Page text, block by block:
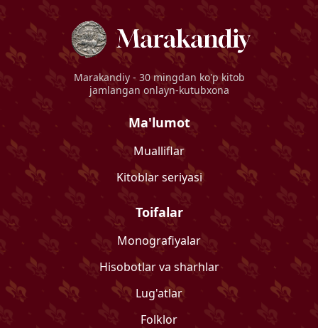
Marakandiy - 30 mingdan ko'p kitob
jamlangan onlayn-kutubxona
Ma'lumot
Mualliflar
Kitoblar seriyasi
Toifalar
Monografiyalar
Hisobotlar va sharhlar
Lug'atlar
Folklor